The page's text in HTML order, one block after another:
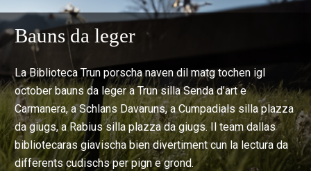
Bauns da leger
La Biblioteca Trun porscha naven dil matg tochen igl
october bauns da leger a Trun silla Senda d’art e
Carmanera, a Schlans Davaruns, a Cumpadials silla plazza
da giugs, a Rabius silla plazza da giugs. Il team dallas
bibliotecaras giavischa bien divertiment cun la lectura da
differents cudischs per pign e grond.